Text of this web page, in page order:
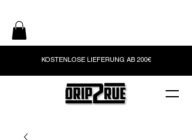
KOSTENLOSE LIEFERUNG AB 200€